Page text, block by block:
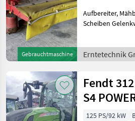
Gebrauchtmaschine
Aufbereiter,
Scheiben
Erntetechnik
Fendt
S4
125 PS/92 kW